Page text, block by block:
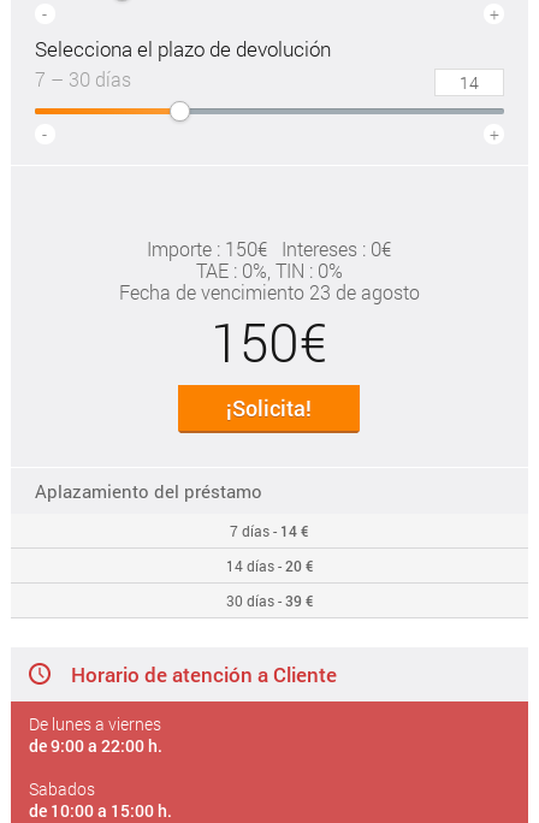
- +
Selecciona el plazo de devolución
7 – 30 días
- +
Importe : 150€
Intereses : 0€
TAE: 0% , TIN : 0%
Fecha de vencimiento 23 de agosto
150€
¡Solicita!
Aplazamiento del préstamo
7 días - 14 €
14 días -20 €
30 días -39 €
Horario de atención a Cliente
De lunes a viernes
de 9:00 a 22:00 h.
Sabados
de 10:00 a 15:00 h.